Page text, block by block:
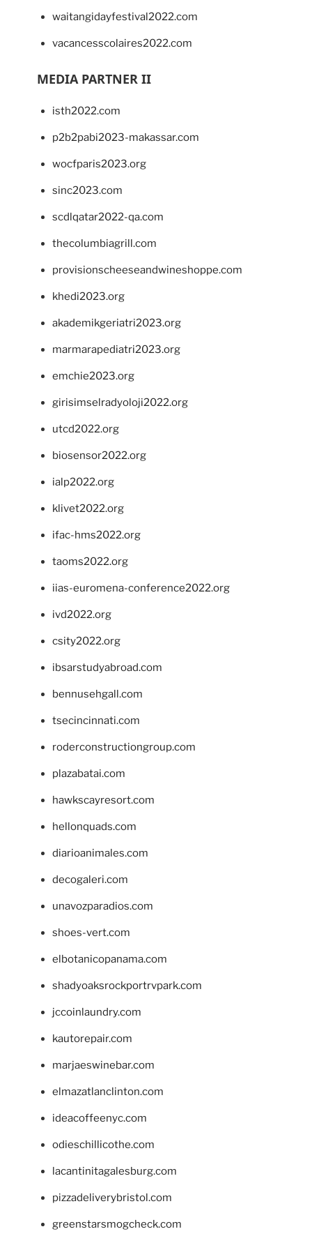
waitangidayfestival2022.com
vacancesscolaires2022.com
MEDIA PARTNER II
isth2022.com
p2b2pabi2023-makassar.com
wocfparis2023.org
sinc2023.com
scdlqatar2022-qa.com
thecolumbiagrill.com
provisionscheeseandwineshoppe.com
khedi2023.org
akademikgeriatri2023.org
marmarapediatri2023.org
emchie2023.org
girisimselradyoloji2022.org
utcd2022.org
biosensor2022.org
ialp2022.org
klivet2022.org
ifac-hms2022.org
taoms2022.org
iias-euromena-conference2022.org
ivd2022.org
csity2022.org
ibsarstudyabroad.com
bennusehgall.com
tsecincinnati.com
roderconstructiongroup.com
plazabatai.com
hawkscayresort.com
hellonquads.com
diarioanimales.com
decogaleri.com
unavozparadios.com
shoes-vert.com
elbotanicopanama.com
shadyoaksrockportrvpark.com
jccoinlaundry.com
kautorepair.com
marjaeswinebar.com
elmazatlanclinton.com
ideacoffeenyc.com
odieschillicothe.com
lacantinitagalesburg.com
pizzadeliverybristol.com
greenstarsmogcheck.com